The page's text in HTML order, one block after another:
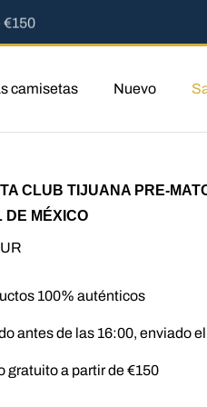
€150
camisetas Nuevo
CLUB TIJUANA PRE-
DE MÉXICO
100% auténticos
antes de las 16:00, enviado
gratuito a partir de €150